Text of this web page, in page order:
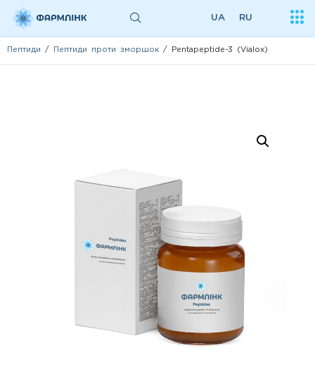
UA RU
Пептиди / Пептиди проти зморшок / Pentapeptide-3 (Vialox)